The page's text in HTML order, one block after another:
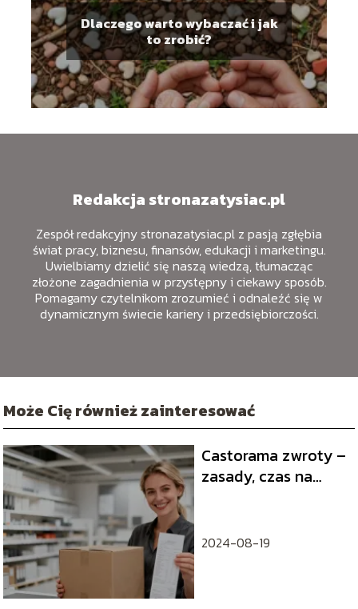
Dlaczego warto wybaczać i jak
to zrobić?
Redakcja stronazatysiac.pl
Zespół redakcyjny stronazatysiac.pl z pasją zgłębia
świat pracy, biznesu, finansów, edukacji i marketingu.
Uwielbiamy dzielić się naszą wiedzą, tłumacząc
złożone zagadnienia w przystępny i ciekawy sposób.
Pomagamy czytelnikom zrozumieć i odnaleźć się w
dynamicznym świecie kariery i przedsiębiorczości.
Może Cię również zainteresować
Castorama zwroty –
zasady, czas na
2024-08-19